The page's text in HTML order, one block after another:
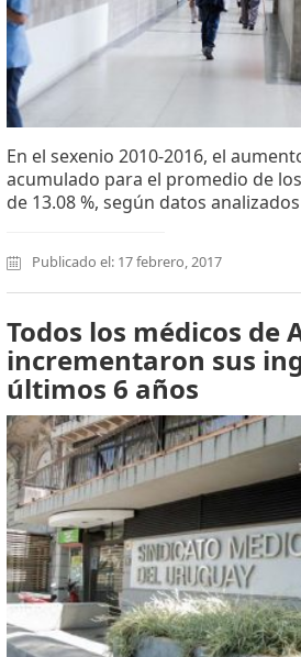
En el sexenio 2010-2016, el
acumulado para el promedio de
de 13.08 %, según datos
Publicado el: 17 febrero, 2017
Todos los médicos de
incrementaron sus
últimos 6 años